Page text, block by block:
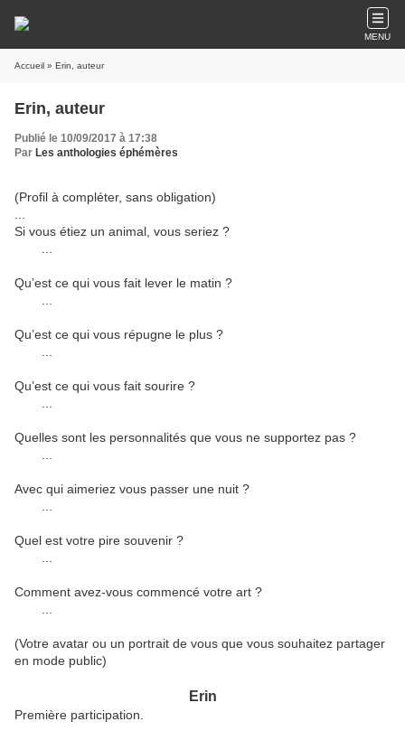
MENU
Accueil » Erin, auteur
Erin, auteur
Publié le 10/09/2017 à 17:38
Par Les anthologies éphémères
(Profil à compléter, sans obligation)
Si vous étiez un animal, vous seriez ?
Qu’est ce qui vous fait lever le matin ?
Qu’est ce qui vous répugne le plus ?
Qu’est ce qui vous fait sourire ?
Quelles sont les personnalités que vous ne supportez pas ?
Avec qui aimeriez vous passer une nuit ?
Quel est votre pire souvenir ?
Comment avez-vous commencé votre art ?
(Votre avatar ou un portrait de vous que vous souhaitez partager
en mode public)
Erin
Première participation.